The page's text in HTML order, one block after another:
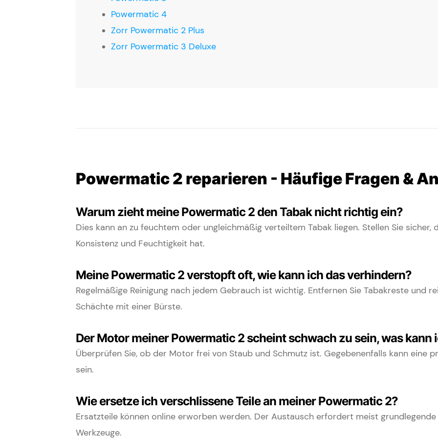
Powermatic 4
Zorr Powermatic 2 Plus
Zorr Powermatic 3 Deluxe
Powermatic 2 reparieren - Häufige Fragen &
Warum zieht meine Powermatic 2 den Tabak nicht richtig ein?
Dies kann an zu feuchtem oder ungleichmäßig verteiltem Tabak liegen. Stellen Sie sicher,
Konsistenz und Feuchtigkeit hat.
Meine Powermatic 2 verstopft oft, wie kann ich das verhindern?
Regelmäßige Reinigung nach jedem Gebrauch ist wichtig. Entfernen Sie Tabakreste und
Schächte mit einer Bürste.
Der Motor meiner Powermatic 2 scheint schwach zu sein, was kann
Überprüfen Sie, ob der Motor frei von Staub und Schmutz ist. Gegebenenfalls kann eine
sein.
Wie ersetze ich verschlissene Teile an meiner Powermatic 2?
Ersatzteile können online erworben werden. Der Austausch erfordert meist
Werkzeuge.